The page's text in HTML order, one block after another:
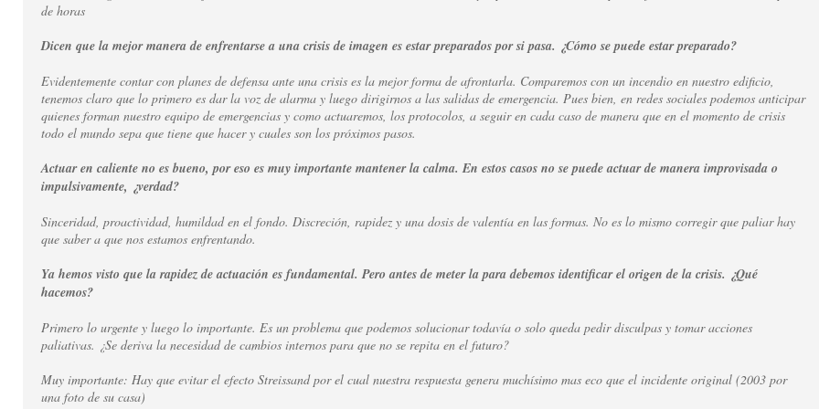
de horas
Dicen que la mejor manera de enfrentarse a una crisis de imagen es estar preparados por si pasa. ¿Cómo se puede estar preparado?
Evidentemente contar con planes de defensa ante una crisis es la mejor forma de afrontarla. Comparemos con un incendio en nuestro edificio,
tenemos claro que lo primero es dar la voz de alarma y luego dirigirnos a las salidas de emergencia. Pues bien, en redes sociales podemos anticipar
quienes forman nuestro equipo de emergencias y como actuaremos, los protocolos, a seguir en cada caso de manera que en el momento de crisis
todo el mundo sepa que tiene que hacer y cuales son los próximos pasos.
Actuar en caliente no es bueno, por eso es muy importante mantener la calma. En estos casos no se puede actuar de manera improvisada o
impulsivamente, ¿verdad?
Sinceridad, proactividad, humildad en el fondo. Discreción, rapidez y una dosis de valentía en las formas. No es lo mismo corregir que paliar hay
que saber a que nos estamos enfrentando.
Ya hemos visto que la rapidez de actuación es fundamental. Pero antes de meter la para debemos identificar el origen de la crisis. ¿Qué
hacemos?
Primero lo urgente y luego lo importante. Es un problema que podemos solucionar todavía o solo queda pedir disculpas y tomar acciones
paliativas. ¿Se deriva la necesidad de cambios internos para que no se repita en el futuro?
Muy importante: Hay que evitar el efecto Streissand por el cual nuestra respuesta genera muchísimo mas eco que el incidente original (2003 por
una foto de su casa)